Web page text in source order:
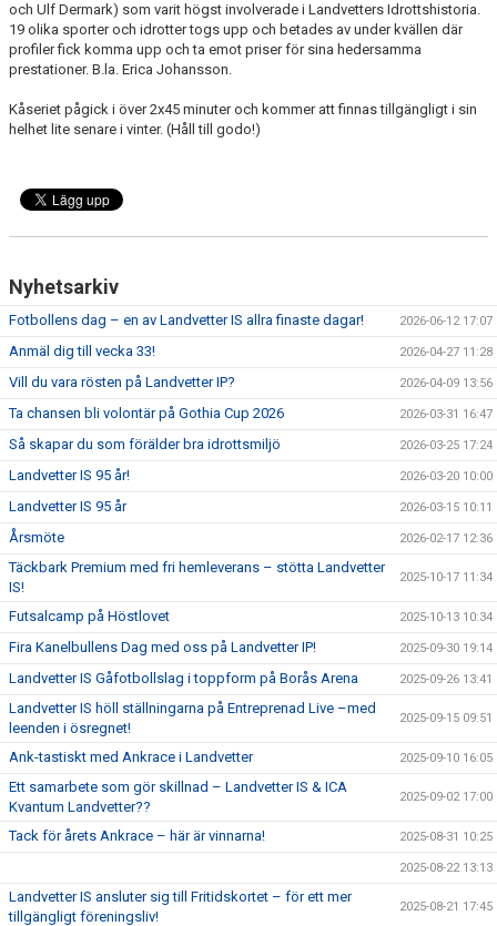
och Ulf Dermark) som varit högst involverade i Landvetters Idrottshistoria.
19 olika sporter och idrotter togs upp och betades av under kvällen där
profiler fick komma upp och ta emot priser för sina hedersamma
prestationer. B.la. Erica Johansson.
Kåseriet pågick i över 2x45 minuter och kommer att finnas tillgängligt i sin
helhet lite senare i vinter. (Håll till godo!)
Nyhetsarkiv
Fotbollens dag – en av Landvetter IS allra finaste dagar! 2026-06-12 17:07
Anmäl dig till vecka 33! 2026-04-27 11:28
Vill du vara rösten på Landvetter IP? 2026-04-09 13:56
Ta chansen bli volontär på Gothia Cup 2026 2026-03-31 16:47
Så skapar du som förälder bra idrottsmiljö 2026-03-25 17:24
Landvetter IS 95 år! 2026-03-20 10:00
Landvetter IS 95 år 2026-03-15 10:11
Årsmöte 2026-02-17 12:36
Täckbark Premium med fri hemleverans – stötta Landvetter
IS!
2025-10-17 11:34
Futsalcamp på Höstlovet 2025-10-13 10:34
Fira Kanelbullens Dag med oss på Landvetter IP! 2025-09-30 19:14
Landvetter IS Gåfotbollslag i toppform på Borås Arena 2025-09-26 13:41
Landvetter IS höll ställningarna på Entreprenad Live –med
leenden i ösregnet!
2025-09-15 09:51
Ank-tastiskt med Ankrace i Landvetter 2025-09-10 16:05
Ett samarbete som gör skillnad – Landvetter IS & ICA
Kvantum Landvetter??
2025-09-02 17:00
Tack för årets Ankrace – här är vinnarna! 2025-08-31 10:25
2025-08-22 13:13
Landvetter IS ansluter sig till Fritidskortet – för ett mer
tillgängligt föreningsliv!
2025-08-21 17:45